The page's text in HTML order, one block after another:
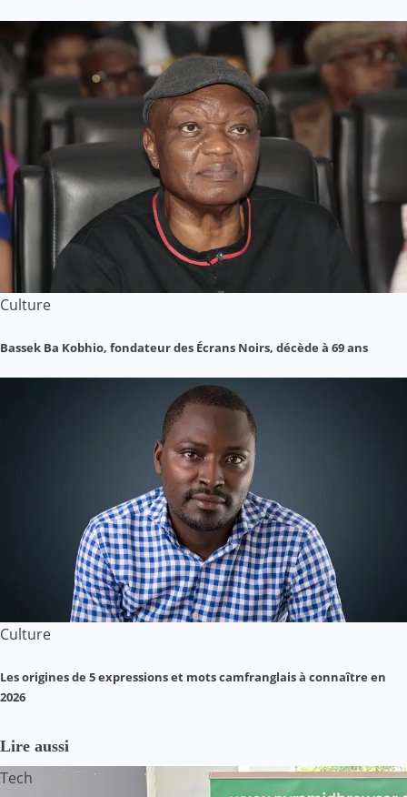
Culture
Bassek Ba Kobhio, fondateur des Écrans Noirs, décède à 69 ans
Culture
Les origines de 5 expressions et mots camfranglais à connaître en
2026
Lire aussi
Tech